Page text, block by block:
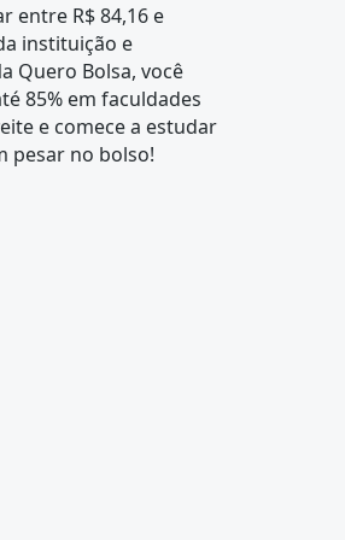
entre R$ 84,16 e
instituição e
Quero Bolsa, você
85% em faculdades
e comece a estudar
pesar no bolso!